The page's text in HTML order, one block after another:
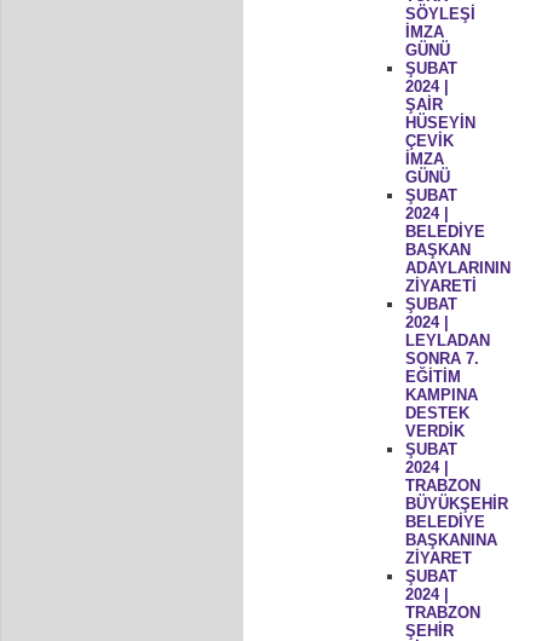
SÖYLEŞİ
İMZA
GÜNÜ
ŞUBAT
2024 |
ŞAİR
HÜSEYİN
ÇEVİK
İMZA
GÜNÜ
ŞUBAT
2024 |
BELEDİYE
BAŞKAN
ADAYLARININ
ZİYARETİ
ŞUBAT
2024 |
LEYLADAN
SONRA 7.
EĞİTİM
KAMPINA
DESTEK
VERDİK
ŞUBAT
2024 |
TRABZON
BÜYÜKŞEHİR
BELEDİYE
BAŞKANINA
ZİYARET
ŞUBAT
2024 |
TRABZON
ŞEHİR